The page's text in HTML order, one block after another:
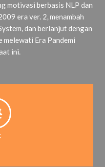
motivasi berbasis NLP dan
era ver. 2, menambah
dan berlanjut dengan
melewati Era Pandemi
ini.